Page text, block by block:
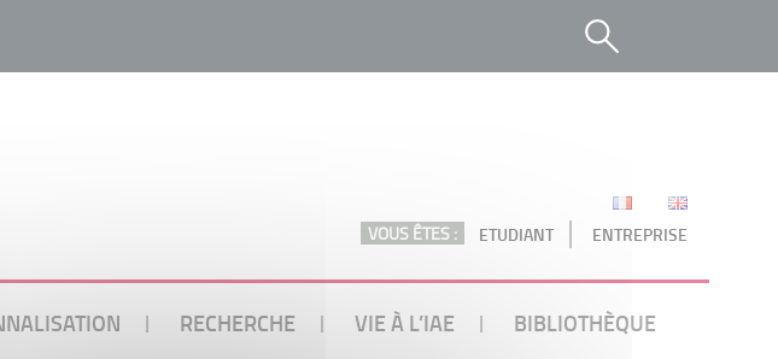
VOUS ÊTES : ETUDIANT ENTREPRISE
RECHERCHE VIE À L’IAE BIBLIOTHÈQUE